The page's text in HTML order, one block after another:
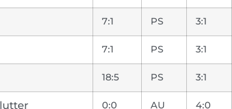
7:1 PS 3:1
7:1 PS 3:1
18:5 PS 3:1
0:0 AU 4:0